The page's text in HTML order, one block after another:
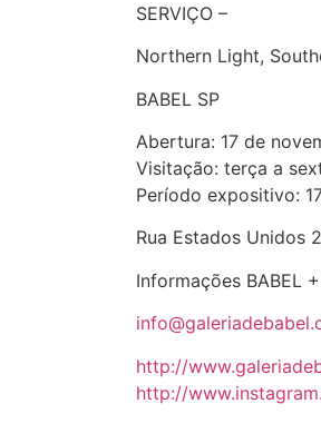
SERVIÇO –
Northern Light,
BABEL SP
Abertura: 17 de
Visitação: terça a
Período expositivo:
Rua Estados Unidos
Informações BABEL
http://
http://